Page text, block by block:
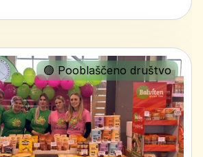
🟢 Pooblaščeno društvo